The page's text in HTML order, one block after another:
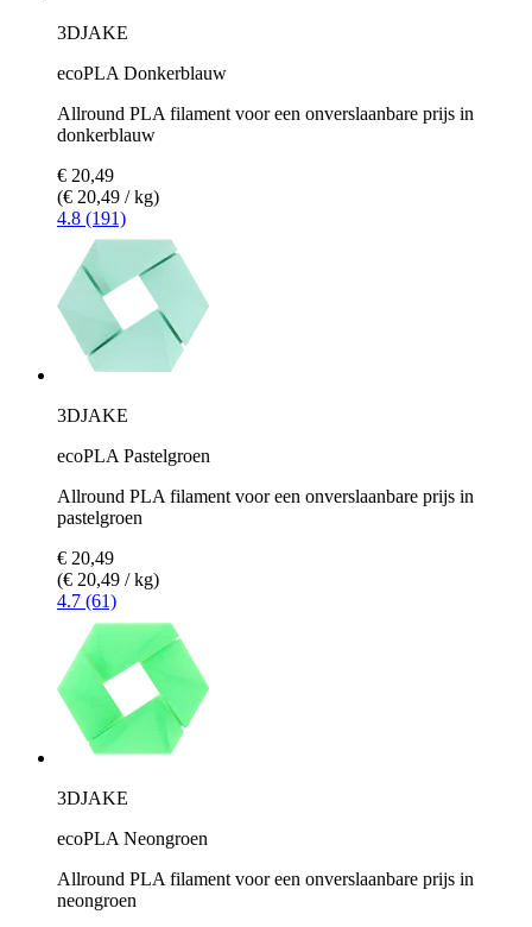
3DJAKE
ecoPLA Donkerblauw
Allround PLA filament voor een onverslaanbare prijs in
donkerblauw
€ 20,49
(€ 20,49 / kg)
4.8 (191)
3DJAKE
ecoPLA Pastelgroen
Allround PLA filament voor een onverslaanbare prijs in
pastelgroen
€ 20,49
(€ 20,49 / kg)
4.7 (61)
3DJAKE
ecoPLA Neongroen
Allround PLA filament voor een onverslaanbare prijs in
neongroen